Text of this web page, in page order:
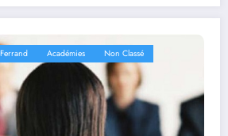
Académies Non Classé